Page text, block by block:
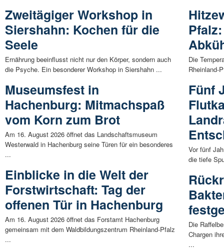
Zweitägiger Workshop in
Siershahn: Kochen für die
Seele
Ernährung beeinflusst nicht nur den Körper, sondern auch
die Psyche. Ein besonderer Workshop in Siershahn ...
Museumsfest in
Hachenburg: Mitmachspaß
vom Korn zum Brot
Am 16. August 2026 öffnet das Landschaftsmuseum
Westerwald in Hachenburg seine Türen für ein besonderes
...
Einblicke in die Welt der
Forstwirtschaft: Tag der
offenen Tür in Hachenburg
Am 16. August 2026 öffnet das Forstamt Hachenburg
gemeinsam mit dem Waldbildungszentrum Rheinland-Pfalz
...
Die
Rheinland-
Fünf
Vor fünf
die tiefe
Die
Chargen
...